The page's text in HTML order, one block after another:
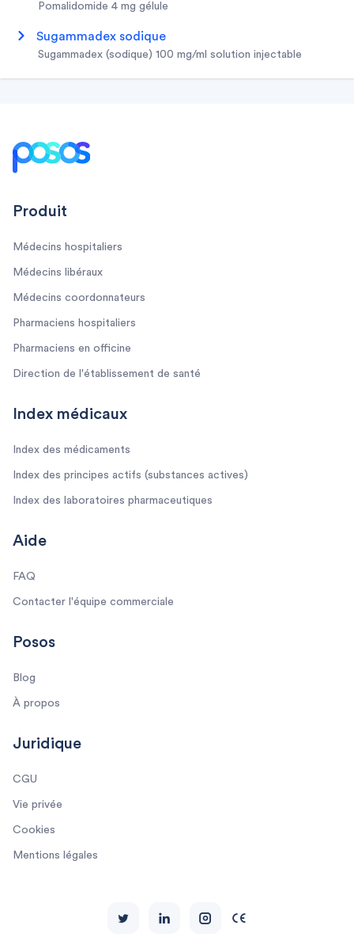
pomalidomide 4 mg gélule
sugammadex sodique
sugammadex (sodique) 100 mg/ml solution injectable
Produit
Médecins hospitaliers
Médecins libéraux
Médecins coordonnateurs
Pharmaciens hospitaliers
Pharmaciens en officine
Direction de l'établissement de santé
Index médicaux
Index des médicaments
Index des principes actifs (substances actives)
Index des laboratoires pharmaceutiques
Aide
FAQ
Contacter l'équipe commerciale
Posos
Blog
À propos
Juridique
CGU
Vie privée
Cookies
Mentions légales